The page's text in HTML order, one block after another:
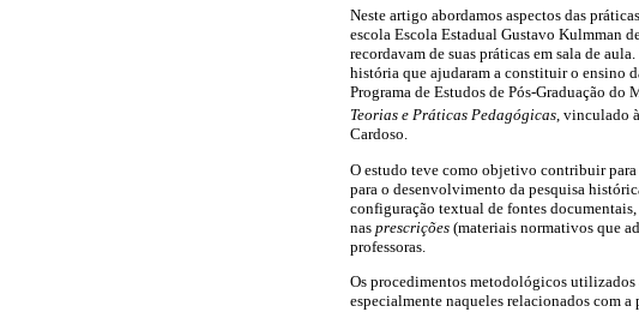
Neste artigo abordamos aspectos das
escola Escola Estadual Gustavo Kulmman
recordavam de suas práticas em sala de
história que ajudaram a constituir o ensino
Programa de Estudos de Pós-Graduação do
Teorias e Práticas Pedagógicas, vinculado
Cardoso.
O estudo teve como objetivo contribuir para
para o desenvolvimento da pesquisa
configuração textual de fontes
nas prescrições (materiais normativos que
professoras.
Os procedimentos metodológicos utilizados
especialmente naqueles relacionados com